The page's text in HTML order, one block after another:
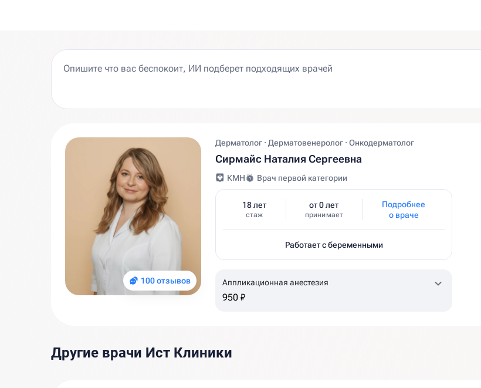
100 отзывов
Дерматолог · Дерматовенеролог · Онкодерматолог
Сирмайс Наталия Сергеевна
КМН Врач первой категории
18 лет
стаж
от 0 лет
принимает
Подробнее
о враче
Работает с беременными
Аппликационная анестезия
950 ₽
Другие врачи Ист Клиники